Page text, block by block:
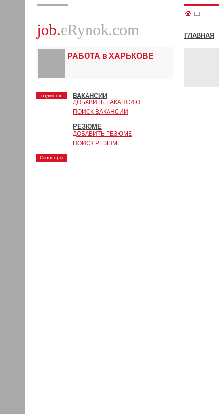
job.eRynok.com ГЛАВНАЯ
РАБОТА в ХАРЬКОВЕ
подменю ВАКАНСИИ
ДОБАВИТЬ ВАКАНСИЮ
ПОИСК ВАКАНСИИ
РЕЗЮМЕ
ДОБАВИТЬ РЕЗЮМЕ
ПОИСК РЕЗЮМЕ
Спонсоры: